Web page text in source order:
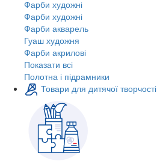
Фарби художні
Фарби художні
Фарби акварель
Гуаш художня
Фарби акрилові
Показати всі
Полотна і підрамники
Товари для дитячої творчості